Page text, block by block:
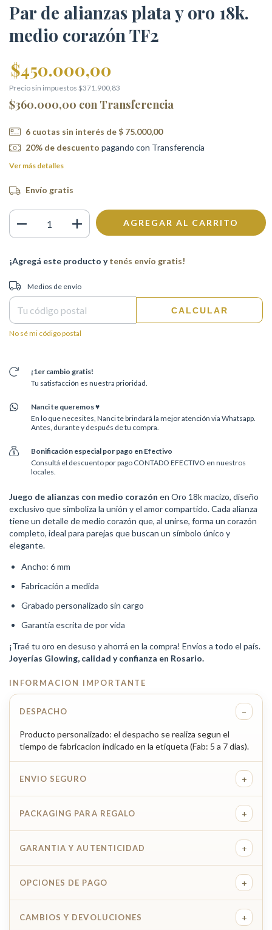
Par de alianzas plata y oro 18k.
medio corazón TF2
$450.000,00
Precio sin impuestos $371.900,83
$360.000,00 con Transferencia
6 cuotas sin interés de$ 75.000,00
20% de descuento pagando con Transferencia
Ver más detalles
Envío gratis
¡Agregá este producto ytenés envío gratis!
Entregas para el CP:
Medios de envío
CALCULAR
No sé mi código postal
¡1er cambio gratis!
Tu satisfacción es nuestra prioridad.
Nanci te queremos ♥
En lo que necesites, Nanci te brindará la mejor atención via Whatsapp.
Antes, durante y después de tu compra.
Bonificación especial por pago en Efectivo
Consultá el descuento por pago CONTADO EFECTIVO en nuestros
locales.
Juego de alianzas con medio corazón en Oro 18k macizo, diseño
exclusivo que simboliza la unión y el amor compartido. Cada alianza
tiene un detalle de medio corazón que, al unirse, forma un corazón
completo, ideal para parejas que buscan un símbolo único y
elegante.
Ancho: 6 mm
Fabricación a medida
Grabado personalizado sin cargo
Garantía escrita de por vida
¡Traé tu oro en desuso y ahorrá en la compra! Envíos a todo el país.
Joyerías Glowing, calidad y confianza en Rosario.
INFORMACION IMPORTANTE
DESPACHO −
Producto personalizado: el despacho se realiza segun el
tiempo de fabricacion indicado en la etiqueta (Fab: 5 a 7 dias).
ENVIO SEGURO +
PACKAGING PARA REGALO +
GARANTIA Y AUTENTICIDAD +
OPCIONES DE PAGO +
CAMBIOS Y DEVOLUCIONES +